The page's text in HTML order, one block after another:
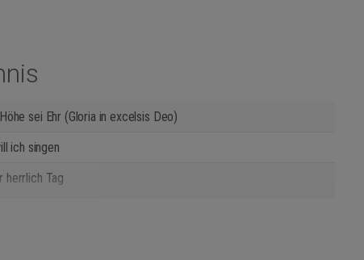
sei Ehr (Gloria in excelsis Deo)
ich singen
herrlich Tag
Fürste des Lebens